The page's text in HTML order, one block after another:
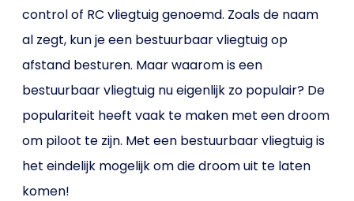
control of RC vliegtuig genoemd. Zoals de naam
al zegt, kun je een bestuurbaar vliegtuig op
afstand besturen. Maar waarom is een
bestuurbaar vliegtuig nu eigenlijk zo populair? De
populariteit heeft vaak te maken met een droom
om piloot te zijn. Met een bestuurbaar vliegtuig is
het eindelijk mogelijk om die droom uit te laten
komen!